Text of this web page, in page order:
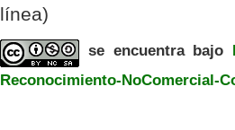
línea)
se encuentra bajo
Reconocimiento-NoComercial-